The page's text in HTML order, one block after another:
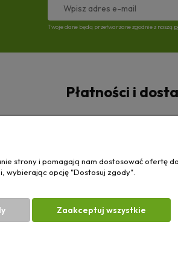
Twoje dane będą przetwarzane zgodnie z naszą
Płatności i
strony i pomagają nam dostosować ofertę
wybierając opcję "Dostosuj zgody".
Zaakceptuj wszystkie